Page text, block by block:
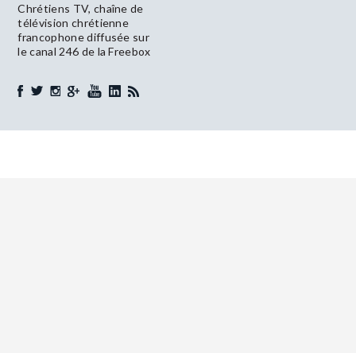
Chrétiens TV, chaîne de
télévision chrétienne
francophone diffusée sur
le canal 246 de la Freebox